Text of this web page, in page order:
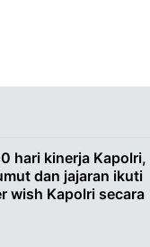
hari kinerja Kapolri,
dan jajaran ikuti
wish Kapolri secara